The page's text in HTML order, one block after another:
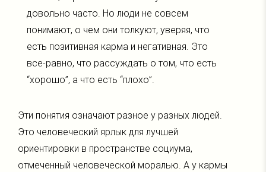
довольно часто. Но люди не совсем
понимают, о чем они толкуют, уверяя, что
есть позитивная карма и негативная. Это
все-равно, что рассуждать о том, что есть
“хорошо”, а что есть “плохо”.
Эти понятия означают разное у разных людей.
Это человеческий ярлык для лучшей
ориентировки в пространстве социума,
отмеченный человеческой моралью. А у кармы